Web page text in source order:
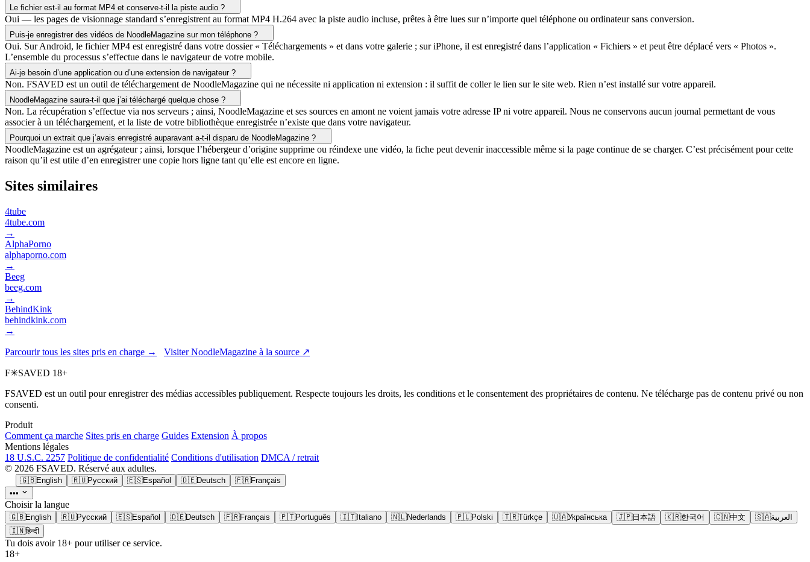
Le fichier est-il au format MP4 et conserve-t-il la piste audio ?
Oui — les pages de visionnage standard s’enregistrent au format MP4 H.264 avec la piste audio incluse, prêtes à être lues sur n’importe quel téléphone ou ordinateur sans conversion.
Puis-je enregistrer des vidéos de NoodleMagazine sur mon téléphone ?
Oui. Sur Android, le fichier MP4 est enregistré dans votre dossier « Téléchargements » et dans votre galerie ; sur iPhone, il est enregistré dans l’application « Fichiers » et peut être déplacé vers « Photos ».
L’ensemble du processus s’effectue dans le navigateur de votre mobile.
Ai-je besoin d’une application ou d’une extension de navigateur ?
Non. FSAVED est un outil de téléchargement de NoodleMagazine qui ne nécessite ni application ni extension : il suffit de coller le lien sur le site web. Rien n’est installé sur votre appareil.
NoodleMagazine saura-t-il que j’ai téléchargé quelque chose ?
Non. La récupération s’effectue via nos serveurs ; ainsi, NoodleMagazine et ses sources en amont ne voient jamais votre adresse IP ni votre appareil. Nous ne conservons aucun journal permettant de vous
associer à un téléchargement, et la liste de votre bibliothèque enregistrée n’existe que dans votre navigateur.
Pourquoi un extrait que j’avais enregistré auparavant a-t-il disparu de NoodleMagazine ?
NoodleMagazine est un agrégateur ; ainsi, lorsque l’hébergeur d’origine supprime ou réindexe une vidéo, la fiche peut devenir inaccessible même si la page continue de se charger. C’est précisément pour cette
raison qu’il est utile d’en enregistrer une copie hors ligne tant qu’elle est encore en ligne.
Sites similaires
4tube
4tube.com
→
AlphaPorno
alphaporno.com
→
Beeg
beeg.com
→
BehindKink
behindkink.com
→
Parcourir tous les sites pris en charge → Visiter NoodleMagazine à la source ↗
F✳SAVED 18+
FSAVED est un outil pour enregistrer des médias accessibles publiquement. Respecte toujours les droits, les conditions et le consentement des propriétaires de contenu. Ne télécharge pas de contenu privé ou non
consenti.
Produit
Comment ça marche Sites pris en charge Guides Extension À propos
Mentions légales
18 U.S.C. 2257 Politique de confidentialité Conditions d'utilisation DMCA / retrait
© 2026 FSAVED. Réservé aux adultes.
🇬🇧English 🇷🇺Русский 🇪🇸Español 🇩🇪Deutsch 🇫🇷Français
•••
Choisir la langue
🇬🇧English 🇷🇺Русский 🇪🇸Español 🇩🇪Deutsch 🇫🇷Français 🇵🇹Português 🇮🇹Italiano 🇳🇱Nederlands 🇵🇱Polski 🇹🇷Türkçe 🇺🇦Українська 🇯🇵日本語 🇰🇷한국어 🇨🇳中文 🇸🇦العربية
🇮🇳हिन्दी
Tu dois avoir 18+ pour utiliser ce service.
18+